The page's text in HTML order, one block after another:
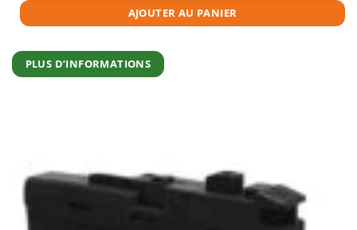
AJOUTER AU PANIER
PLUS D’INFORMATIONS